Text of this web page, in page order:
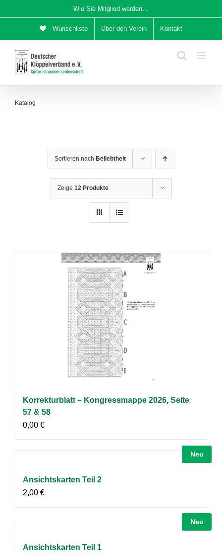
Inhalt
Wie Sie Mitglied werden…
Wunschliste Über den Verein Kontakt
Katalog
Sortieren nach Beliebtheit
Zeige 12 Produkte
Korrekturblatt – Kongressmappe 2026, Seite
57 & 58
0,00 €
Neu
Ansichtskarten Teil 2
2,00 €
Neu
Ansichtskarten Teil 1